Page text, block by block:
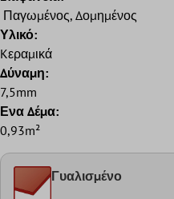
Παγωμένος, Δομημένος
Υλικό:
Kεραμικά
Δύναμη:
7,5mm
Ενα Δέμα:
0,93m²
Γυαλισμένο